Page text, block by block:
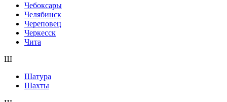
Чебоксары
Челябинск
Череповец
Черкесск
Чита
Ш
Шатура
Шахты